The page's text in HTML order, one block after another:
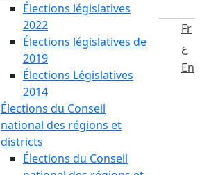
Élections législatives
2022
Élections législatives de
2019
Élections Législatives
2014
Élections du Conseil
national des régions et
districts
Élections du Conseil
Fr
ع
En